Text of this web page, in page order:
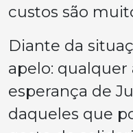
custos são
Diante da
apelo:
esperança de
daqueles que